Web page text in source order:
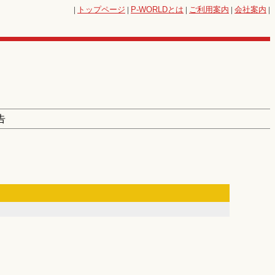
| トップページ | P-WORLDとは | ご利用案内 | 会社案内 |